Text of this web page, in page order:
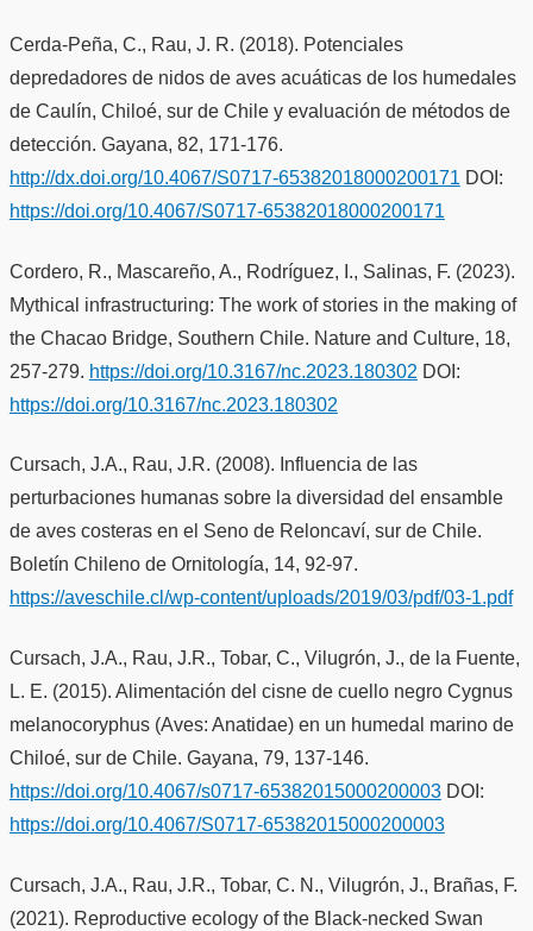
Cerda-Peña, C., Rau, J. R. (2018). Potenciales
depredadores de nidos de aves acuáticas de los humedales
de Caulín, Chiloé, sur de Chile y evaluación de métodos de
detección. Gayana, 82, 171-176.
http://dx.doi.org/10.4067/S0717-65382018000200171 DOI:
https://doi.org/10.4067/S0717-65382018000200171
Cordero, R., Mascareño, A., Rodríguez, I., Salinas, F. (2023).
Mythical infrastructuring: The work of stories in the making of
the Chacao Bridge, Southern Chile. Nature and Culture, 18,
257-279. https://doi.org/10.3167/nc.2023.180302 DOI:
https://doi.org/10.3167/nc.2023.180302
Cursach, J.A., Rau, J.R. (2008). Influencia de las
perturbaciones humanas sobre la diversidad del ensamble
de aves costeras en el Seno de Reloncaví, sur de Chile.
Boletín Chileno de Ornitología, 14, 92-97.
https://aveschile.cl/wp-content/uploads/2019/03/pdf/03-1.pdf
Cursach, J.A., Rau, J.R., Tobar, C., Vilugrón, J., de la Fuente,
L. E. (2015). Alimentación del cisne de cuello negro Cygnus
melanocoryphus (Aves: Anatidae) en un humedal marino de
Chiloé, sur de Chile. Gayana, 79, 137-146.
https://doi.org/10.4067/s0717-65382015000200003DOI:
https://doi.org/10.4067/S0717-65382015000200003
Cursach, J.A., Rau, J.R., Tobar, C. N., Vilugrón, J., Brañas, F.
(2021). Reproductive ecology of the Black-necked Swan